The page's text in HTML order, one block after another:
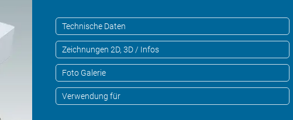
Technische Daten
Zeichnungen 2D, 3D / Infos
Foto Galerie
Verwendung für